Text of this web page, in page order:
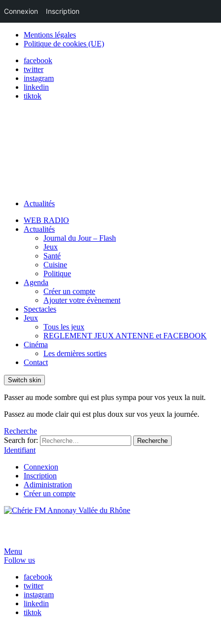
Mentions légales
Politique de cookies (UE)
facebook
twitter
instagram
linkedin
tiktok
Actualités
WEB RADIO
Actualités
Journal du Jour – Flash
Jeux
Santé
Cuisine
Politique
Agenda
Créer un compte
Ajouter votre évènement
Spectacles
Jeux
Tous les jeux
REGLEMENT JEUX ANTENNE et FACEBOOK
Cinéma
Les dernières sorties
Contact
Switch skin
Passer au mode sombre qui est plus sympa pour vos yeux la nuit.
Passez au mode clair qui est plus doux sur vos yeux la journée.
Recherche
Search for:
Recherche
Identifiant
Connexion
Inscription
Adiministration
Créer un compte
Menu
Follow us
facebook
twitter
instagram
linkedin
tiktok
Connexion Inscription